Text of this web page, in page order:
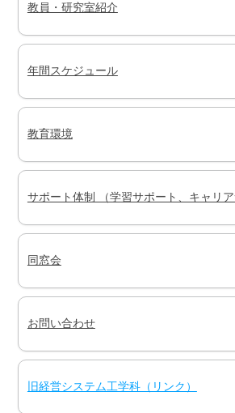
教員・研究室紹介
年間スケジュール
教育環境
サポート体制 （学習サポート、キャリア
同窓会
お問い合わせ
旧経営システム工学科（リンク）